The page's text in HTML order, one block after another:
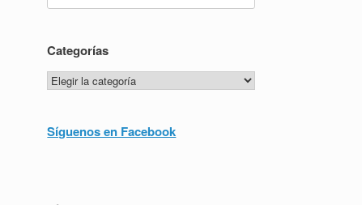
Categorías
Categorías
Síguenos en Facebook